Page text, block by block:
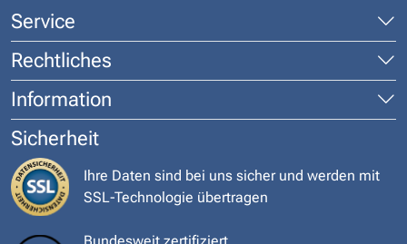
Service
Rechtliches
Information
Sicherheit
Ihre Daten sind bei uns sicher und werden mit
SSL-Technologie übertragen
Bundesweit zertifiziert